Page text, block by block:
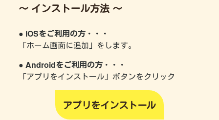
～ インストール方法 ～
● iOSをご利用の方 ・・・
「ホーム画面に追加」をします。
● Androidをご利用の方 ・・・
「アプリをインストール」ボタンをクリック
アプリをインストール